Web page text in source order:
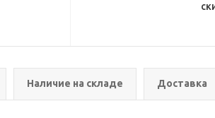
Наличие на складе Доставка